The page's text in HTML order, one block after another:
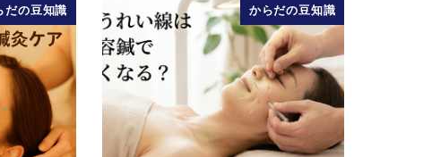
だの豆知識 からだの豆知識